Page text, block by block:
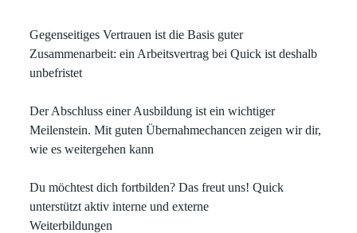
Gegenseitiges Vertrauen ist die Basis guter
Zusammenarbeit: ein Arbeitsvertrag bei Quick ist deshalb
unbefristet
Der Abschluss einer Ausbildung ist ein wichtiger
Meilenstein. Mit guten Übernahmechancen zeigen wir dir,
wie es weitergehen kann
Du möchtest dich fortbilden? Das freut uns! Quick
unterstützt aktiv interne und externe
Weiterbildungen